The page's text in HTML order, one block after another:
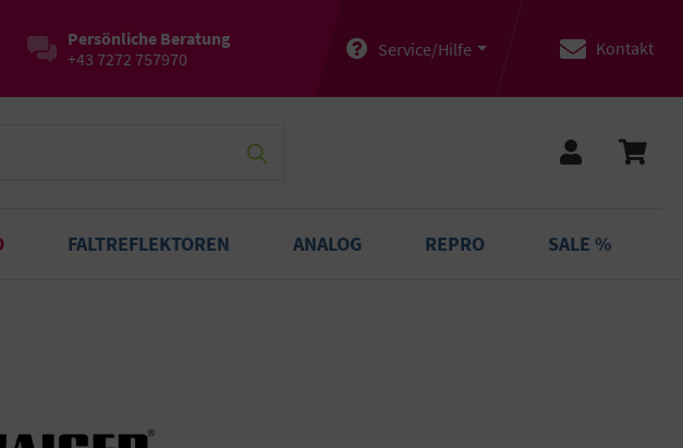
Persönliche Beratung
+43 7272 757970
Service/Hilfe Kontakt
FALTREFLEKTOREN ANALOG REPRO SALE %